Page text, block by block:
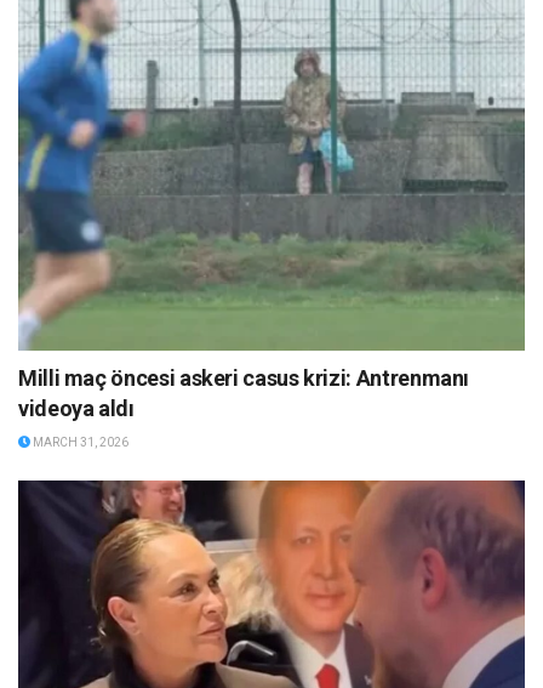
Milli maç öncesi askeri casus krizi: Antrenmanı
videoya aldı
MARCH 31, 2026